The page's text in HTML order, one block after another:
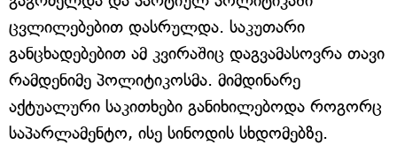
ცვლილებებით დასრულდა. საკუთარი
განცხადებებით ამ კვირაშიც დაგვამასოვრა თავი
რამდენიმე პოლიტიკოსმა. მიმდინარე
აქტუალური საკითხები განიხილებოდა როგორც
საპარლამენტო, ისე სინოდის სხდომებზე.